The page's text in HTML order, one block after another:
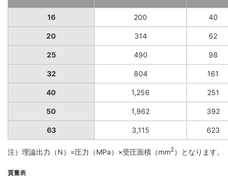
16 200 40
20 314 62
25 490 98
32 804 161
40 1,256 251
50 1,962 392
63 3,115 623
注）理論出力（N）=圧力（MPa）×受圧面積（mm2）となります。
質量表